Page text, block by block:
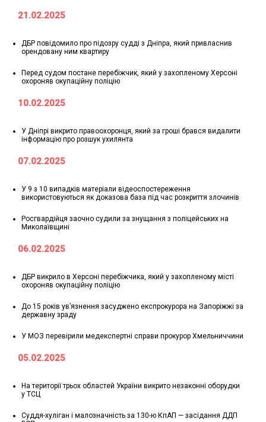
21.02.2025
ДБР повідомило про підозру судді з Дніпра, який привласнив
орендовану ним квартиру
Перед судом постане перебіжчик, який у захопленому Херсоні
охороняв окупаційну поліцію
10.02.2025
У Дніпрі викрито правоохоронця, який за гроші брався видалити
інформацію про розшук ухилянта
07.02.2025
У 9 з 10 випадків матеріали відеоспостереження
використовуються як доказова база під час розкриття злочинів
Росгвардійця заочно судили за знущання з поліцейських на
Миколаївщині
06.02.2025
ДБР викрило в Херсоні перебіжчика, який у захопленому місті
охороняв окупаційну поліцію
До 15 років ув’язнення засуджено експрокурора на Запоріжжі за
державну зраду
У МОЗ перевірили медекспертні справи прокурор Хмельниччини
05.02.2025
На території трьох областей України викрито незаконні оборудки
у ТСЦ
Суддя-хуліган і малозначність за 130-ю КпАП — засідання ДДП